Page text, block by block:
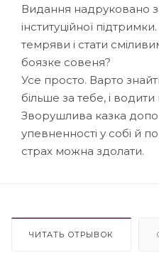
Видання надруковано
інституційної
темряви і стати
боязке совеня?
Усе просто. Варто
більше за тебе, і
Зворушлива казка
упевненності у собі й
страх можна здолати.
ЧИТАТЬ ОТРЫВОК